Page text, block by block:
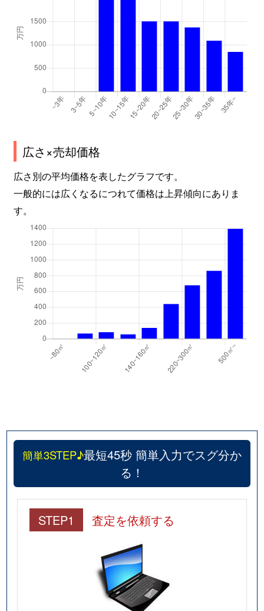
広さ×売却価格
広さ別の平均価格を表したグラフです。
一般的には広くなるにつれて価格は上昇傾向にありま
す。
簡単3STEP♪最短45秒 簡単入力でスグ分か
る！
STEP1 査定を依頼する